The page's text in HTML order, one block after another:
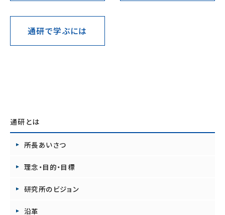
通研で学ぶには
通研とは
所長あいさつ
理念・目的・目標
研究所のビジョン
沿革